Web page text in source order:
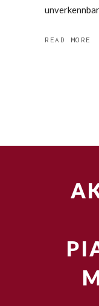
READ MORE